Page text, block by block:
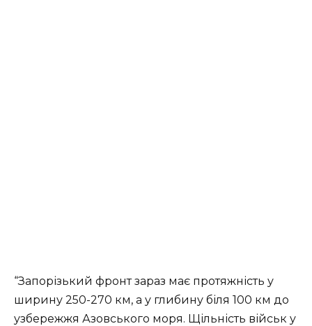
“Запорізький фронт зараз має протяжність у
ширину 250-270 км, а у глибину біля 100 км до
узбережжя Азовського моря. Щільність військ у